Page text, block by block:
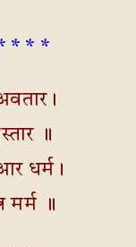
* * *
॥
धर्म।
मर्म ॥